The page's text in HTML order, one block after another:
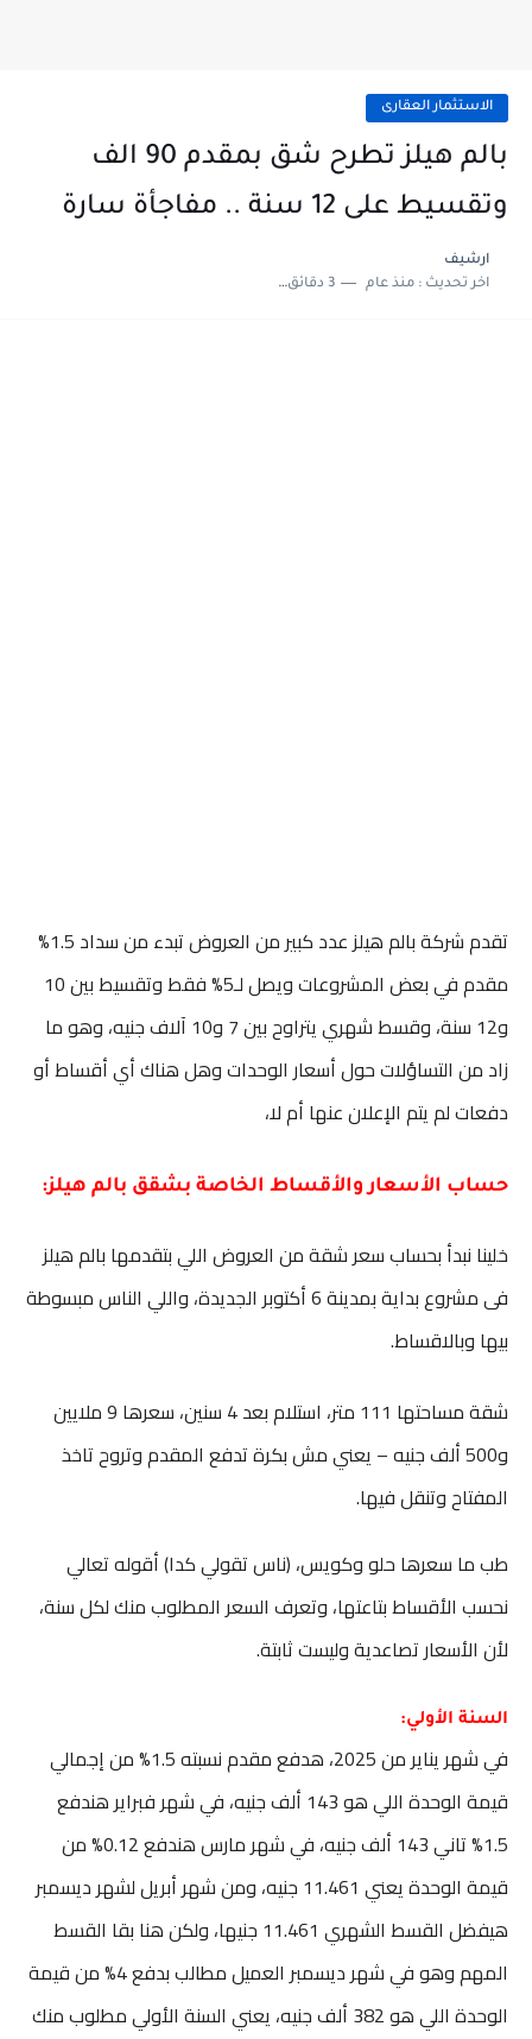
الاستثمار العقارى
بالم هيلز تطرح شق بمقدم 90 الف
وتقسيط على 12 سنة .. مفاجأة سارة
ارشيف
اخر تحديث :منذ عام 3 دقائق للقراءة
تقدم شركة بالم هيلز عدد كبير من العروض تبدء من سداد 1.5%
مقدم في بعض المشروعات ويصل لـ5% فقط وتقسيط بين 10
و12 سنة، وقسط شهري يتراوح بين 7 و10 آلاف جنيه، وهو ما
زاد من التساؤلات حول أسعار الوحدات وهل هناك أي أقساط أو
دفعات لم يتم الإعلان عنها أم لا،
حساب الأسعار والأقساط الخاصة بشقق بالم هيلز:
خلينا نبدأ بحساب سعر شقة من العروض اللي بتقدمها بالم هيلز
فى مشروع بداية بمدينة 6 أكتوبر الجديدة، واللي الناس مبسوطة
بيها وبالاقساط.
شقة مساحتها 111 متر، استلام بعد 4 سنين، سعرها 9 ملايين
و500 ألف جنيه – يعني مش بكرة تدفع المقدم وتروح تاخذ
المفتاح وتنقل فيها.
طب ما سعرها حلو وكويس، (ناس تقولي كدا) أقوله تعالي
نحسب الأقساط بتاعتها، وتعرف السعر المطلوب منك لكل سنة،
لأن الأسعار تصاعدية وليست ثابتة.
السنة الأولي:
في شهر يناير من 2025، هدفع مقدم نسبته 1.5% من إجمالي
قيمة الوحدة اللي هو 143 ألف جنيه، في شهر فبراير هندفع
1.5% تاني 143 ألف جنيه، في شهر مارس هندفع 0.12% من
قيمة الوحدة يعني 11.461 جنيه، ومن شهر أبريل لشهر ديسمبر
هيفضل القسط الشهري 11.461 جنيها، ولكن هنا بقا القسط
المهم وهو في شهر ديسمبر العميل مطالب بدفع 4% من قيمة
الوحدة اللي هو 382 ألف جنيه، يعني السنة الأولي مطلوب منك